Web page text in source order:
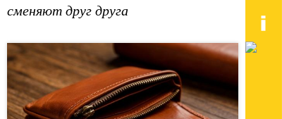
сменяют друг друга